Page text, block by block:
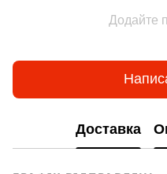
Додайте
Доставка